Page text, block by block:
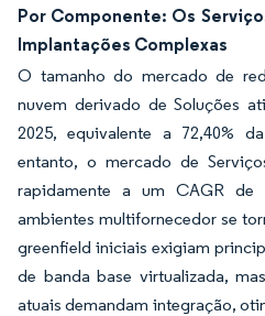
Por Componente: Os
Implantações Complexas
O tamanho do mercado de
nuvem derivado de Soluções
2025, equivalente a 72,40%
entanto, o mercado de
rapidamente a um CAGR de
ambientes multifornecedor se
greenfield iniciais exigiam
de banda base virtualizada,
atuais demandam integração,